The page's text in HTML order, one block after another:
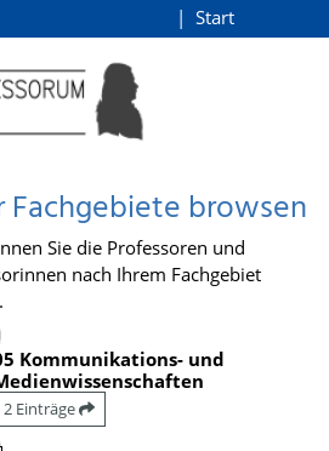
Start
Fachgebiete browsen
Sie die Professoren und
nach Ihrem Fachgebiet
Kommunikations- und
2 Einträge